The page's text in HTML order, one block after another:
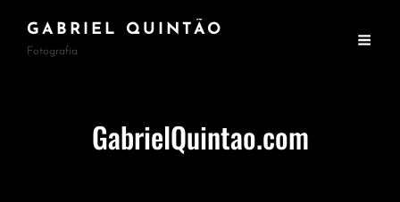
GABRIEL QUINTÃO
Fotografia
GabrielQuintao.com